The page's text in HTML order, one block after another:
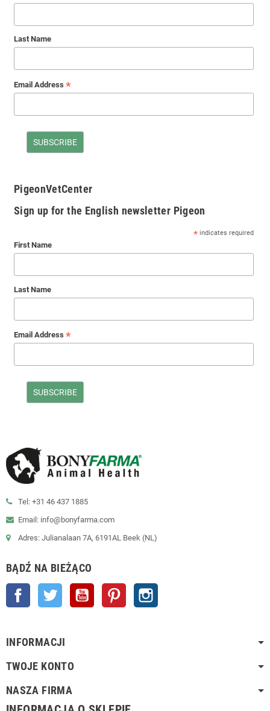
Last Name
Email Address *
PigeonVetCenter
Sign up for the English newsletter Pigeon
* indicates required
First Name
Last Name
Email Address *
Tel: +31 46 437 1885
Email: info@bonyfarma.com
Adres: Julianalaan 7A, 6191AL Beek (NL)
BĄDŹ NA BIEŻĄCO
Facebook Twitter YouTube Pinterest
INFORMACJI
TWOJE KONTO
NASZA FIRMA